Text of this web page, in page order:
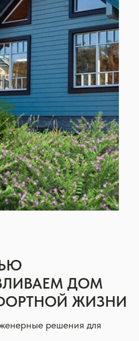
ДОМ
ЖИЗНИ
решения для